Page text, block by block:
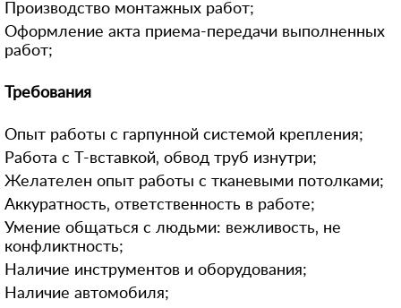
8 (964) 764-**-*8
91615***12
+7 (926) 940-**-*7
896399***00
849556***72
Производство монтажных работ;
Оформление акта приема-передачи выполненных
работ;
Требования
Опыт работы с гарпунной системой крепления;
Работа с Т-вставкой‚ обвод труб изнутри;
Желателен опыт работы с тканевыми потолками;
Аккуратность‚ ответственность в работе;
Умение общаться с людьми: вежливость‚ не
конфликтность;
Наличие инструментов и оборудования;
Наличие автомобиля;